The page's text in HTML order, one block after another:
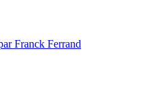
Franck Ferrand